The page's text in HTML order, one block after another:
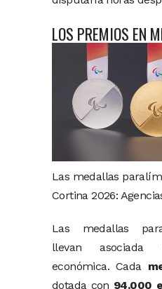
LOS PREMIOS EN
Las medallas
Cortina 2026:
Las medallas
llevanasociada
económica. Cada
dotada con 94.000